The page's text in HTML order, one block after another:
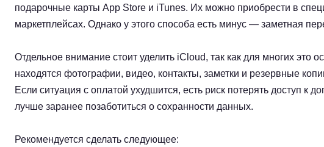
подарочные карты App Store и iTunes. Их можно приобрести в
маркетплейсах. Однако у этого способа есть минус — заметная
Отдельное внимание стоит уделить iCloud, так как для многих это
находятся фотографии, видео, контакты, заметки и резервные
Если ситуация с оплатой ухудшится, есть риск потерять доступ к
лучше заранее позаботиться о сохранности данных.
Рекомендуется сделать следующее: